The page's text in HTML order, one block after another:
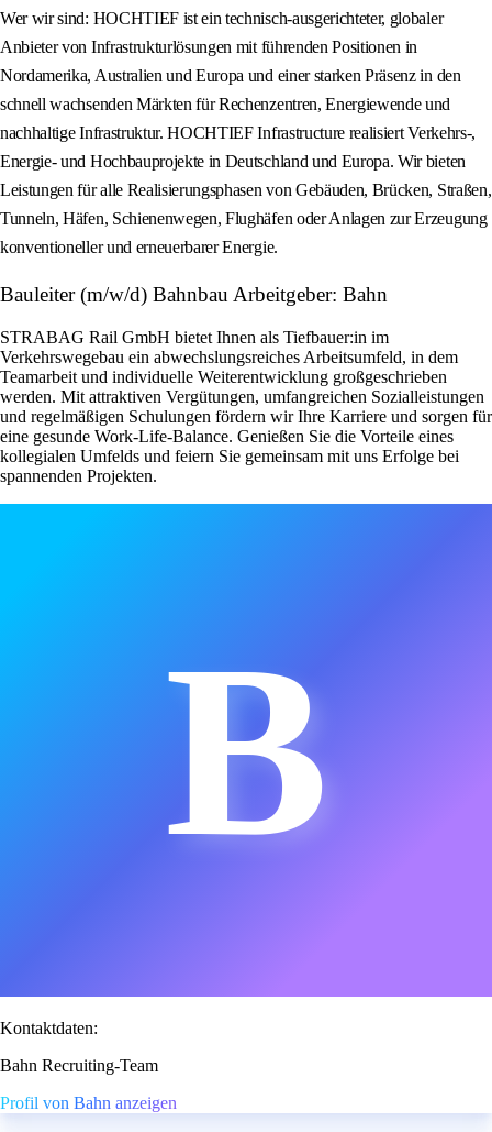
Wer wir sind: HOCHTIEF ist ein technisch-ausgerichteter, globaler
Anbieter von Infrastrukturlösungen mit führenden Positionen in
Nordamerika, Australien und Europa und einer starken Präsenz in den
schnell wachsenden Märkten für Rechenzentren, Energiewende und
nachhaltige Infrastruktur. HOCHTIEF Infrastructure realisiert Verkehrs-,
Energie- und Hochbauprojekte in Deutschland und Europa. Wir bieten
Leistungen für alle Realisierungsphasen von Gebäuden, Brücken, Straßen,
Tunneln, Häfen, Schienenwegen, Flughäfen oder Anlagen zur Erzeugung
konventioneller und erneuerbarer Energie.
Bauleiter (m/w/d) Bahnbau Arbeitgeber: Bahn
STRABAG Rail GmbH bietet Ihnen als Tiefbauer:in im
Verkehrswegebau ein abwechslungsreiches Arbeitsumfeld, in dem
Teamarbeit und individuelle Weiterentwicklung großgeschrieben
werden. Mit attraktiven Vergütungen, umfangreichen Sozialleistungen
und regelmäßigen Schulungen fördern wir Ihre Karriere und sorgen für
eine gesunde Work-Life-Balance. Genießen Sie die Vorteile eines
kollegialen Umfelds und feiern Sie gemeinsam mit uns Erfolge bei
spannenden Projekten.
B
Kontaktdaten:
Bahn Recruiting-Team
Profil von Bahn anzeigen